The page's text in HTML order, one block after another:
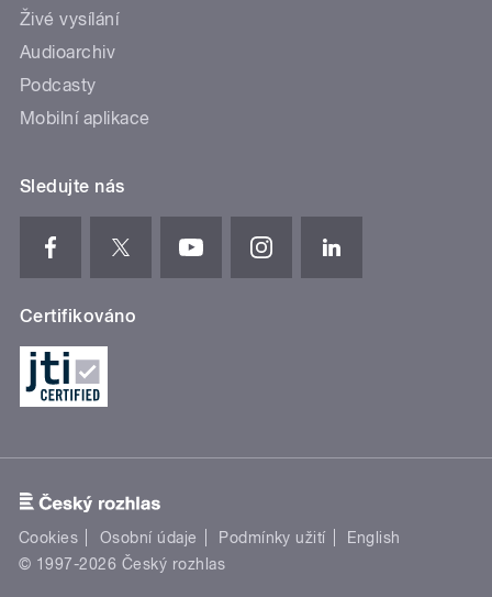
Živé vysílání
Audioarchiv
Podcasty
Mobilní aplikace
Sledujte nás
Certifikováno
Cookies Osobní údaje Podmínky užití
English
© 1997-2026 Český rozhlas